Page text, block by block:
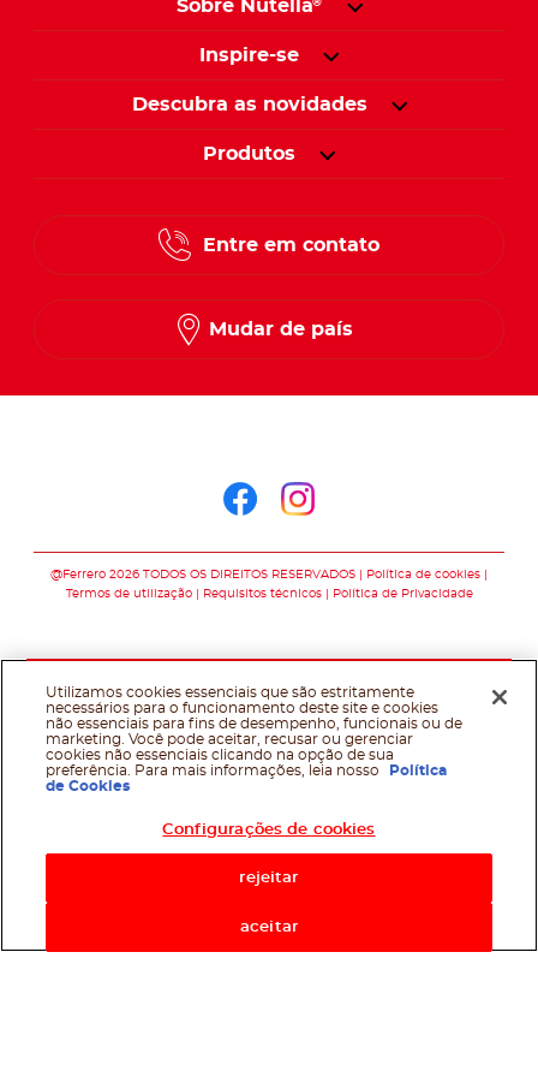
Sobre Nutella®
Inspire-se
Descubra as novidades
Produtos
Entre em contato
Mudar de país
@Ferrero 2026 TODOS OS DIREITOS RESERVADOS
Política de cookies
Termos de utilização
Requisitos técnicos Política de Privacidade
Utilizamos cookies essenciais que são estritamente
necessários para o funcionamento deste site e cookies
não essenciais para fins de desempenho, funcionais ou de
marketing. Você pode aceitar, recusar ou gerenciar
cookies não essenciais clicando na opção de sua
preferência. Para mais informações, leia nosso
Política
de Cookies
Configurações de cookies
rejeitar
aceitar